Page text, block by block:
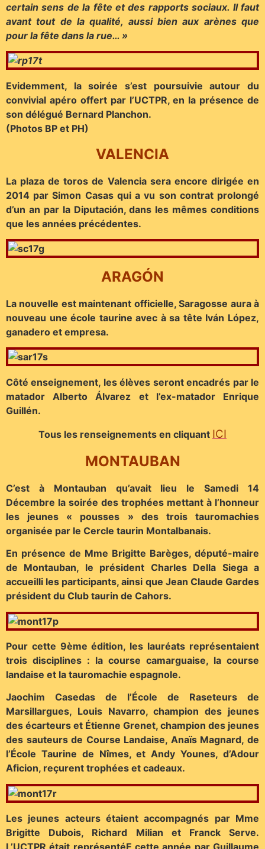
certain sens de la fête et des rapports sociaux. Il faut
avant tout de la qualité, aussi bien aux arènes que
pour la fête dans la rue… »
Evidemment, la soirée s’est poursuivie autour du
convivial apéro offert par l’UCTPR, en la présence de
son délégué Bernard Planchon.
(Photos BP et PH)
VALENCIA
La plaza de toros de Valencia sera encore dirigée en
2014 par Simon Casas qui a vu son contrat prolongé
d’un an par la Diputación, dans les mêmes conditions
que les années précédentes.
ARAGÓN
La nouvelle est maintenant officielle, Saragosse aura à
nouveau une école taurine avec à sa tête Iván López,
ganadero et empresa.
Côté enseignement, les élèves seront encadrés par le
matador Alberto Álvarez et l’ex-matador Enrique
Guillén.
Tous les renseignements en cliquant ICI
MONTAUBAN
C’est à Montauban qu’avait lieu le Samedi 14
Décembre la soirée des trophées mettant à l’honneur
les jeunes « pousses » des trois tauromachies
organisée par le Cercle taurin Montalbanais.
En présence de Mme Brigitte Barèges, député-maire
de Montauban, le président Charles Della Siega a
accueilli les participants, ainsi que Jean Claude Gardes
président du Club taurin de Cahors.
Pour cette 9ème édition, les lauréats représentaient
trois disciplines : la course camarguaise, la course
landaise et la tauromachie espagnole.
Jaochim Casedas de l’École de Raseteurs de
Marsillargues, Louis Navarro, champion des jeunes
des écarteurs et Étienne Grenet, champion des jeunes
des sauteurs de Course Landaise, Anaïs Magnard, de
l’École Taurine de Nîmes, et Andy Younes, d’Adour
Aficion, reçurent trophées et cadeaux.
Les jeunes acteurs étaient accompagnés par Mme
Brigitte Dubois, Richard Milian et Franck Serve.